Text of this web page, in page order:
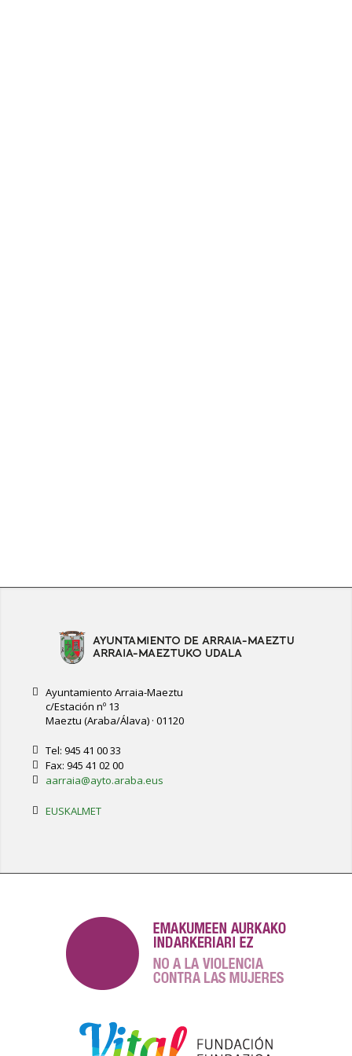
Ayuntamiento Arraia-Maeztu
c/Estación nº 13
Maeztu (Araba/Álava) · 01120
Tel: 945 41 00 33
Fax: 945 41 02 00
aarraia@ayto.araba.eus
EUSKALMET